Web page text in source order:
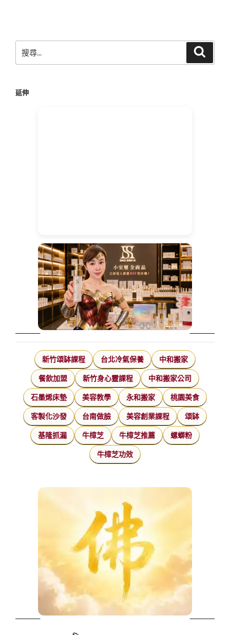
尋
字:
延伸
新竹頌缽課程 台北冷氣保養 中和搬家
餐飲加盟 新竹身心靈課程 中和搬家公司
石墨烯床墊 美容教學 永和搬家 桃園美食
客製化沙發 台南做臉 美容創業課程 頌缽
基隆抓漏 牛樟芝 牛樟芝推薦 螺螄粉
牛樟芝功效